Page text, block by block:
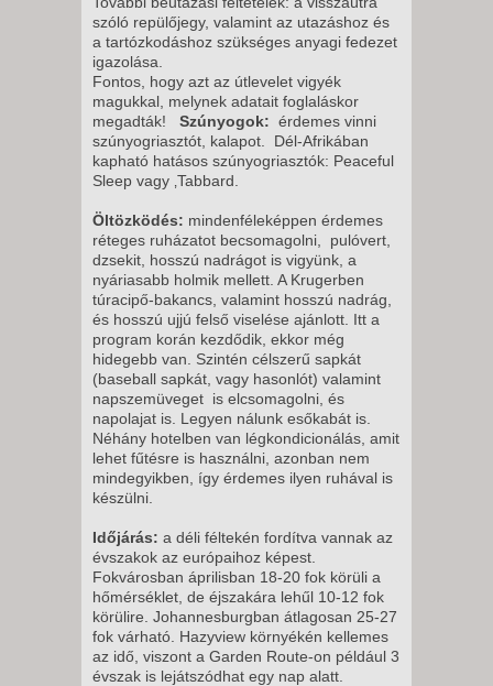
szóló repülőjegy, valamint az utazáshoz és
a tartózkodáshoz szükséges anyagi fedezet
igazolása.
Fontos, hogy azt az útlevelet vigyék
magukkal, melynek adatait foglaláskor
megadták! Szúnyogok: érdemes vinni
szúnyogriasztót, kalapot. Dél-Afrikában
kapható hatásos szúnyogriasztók: Peaceful
Sleep vagy ‚Tabbard.
Öltözködés: mindenféleképpen érdemes
réteges ruházatot becsomagolni, pulóvert,
dzsekit, hosszú nadrágot is vigyünk, a
nyáriasabb holmik mellett. A Krugerben
túracipő-bakancs, valamint hosszú nadrág,
és hosszú ujjú felső viselése ajánlott. Itt a
program korán kezdődik, ekkor még
hidegebb van. Szintén célszerű sapkát
(baseball sapkát, vagy hasonlót) valamint
napszemüveget is elcsomagolni, és
napolajat is. Legyen nálunk esőkabát is.
Néhány hotelben van légkondicionálás, amit
lehet fűtésre is használni, azonban nem
mindegyikben, így érdemes ilyen ruhával is
készülni.
Időjárás: a déli féltekén fordítva vannak az
évszakok az európaihoz képest.
Fokvárosban áprilisban 18-20 fok körüli a
hőmérséklet, de éjszakára lehűl 10-12 fok
körülire. Johannesburgban átlagosan 25-27
fok várható. Hazyview környékén kellemes
az idő, viszont a Garden Route-on például 3
évszak is lejátszódhat egy nap alatt.